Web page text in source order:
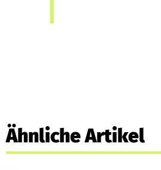
Ähnliche Artikel